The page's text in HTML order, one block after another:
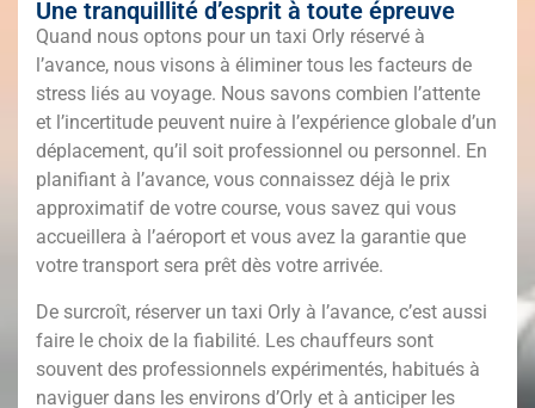
Une tranquillité d’esprit à toute épreuve
Quand nous optons pour un taxi Orly réservé à
l’avance, nous visons à éliminer tous les facteurs de
stress liés au voyage. Nous savons combien l’attente
et l’incertitude peuvent nuire à l’expérience globale d’un
déplacement, qu’il soit professionnel ou personnel. En
planifiant à l’avance, vous connaissez déjà le prix
approximatif de votre course, vous savez qui vous
accueillera à l’aéroport et vous avez la garantie que
votre transport sera prêt dès votre arrivée.
De surcroît, réserver un taxi Orly à l’avance, c’est aussi
faire le choix de la fiabilité. Les chauffeurs sont
souvent des professionnels expérimentés, habitués à
naviguer dans les environs d’Orly et à anticiper les